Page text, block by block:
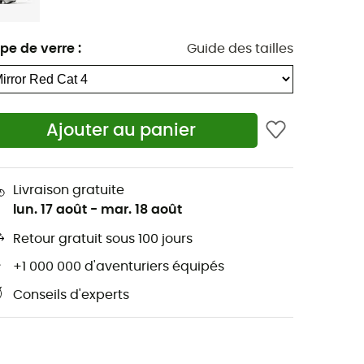
de verre : Guide des tailles
Ajouter au panier
Livraison gratuite
lun. 17 août - mar. 18 août
Retour gratuit sous 100 jours
+1 000 000 d'aventuriers équipés
Conseils d'experts